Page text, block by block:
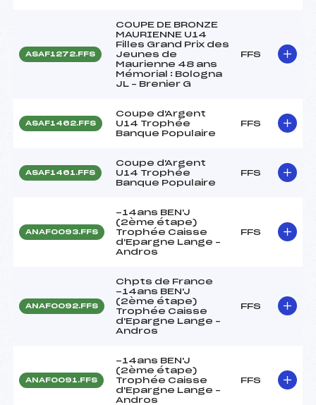
ASAF1272.FFS
COUPE DE BRONZE
MAURIENNE U14
Filles Grand Prix des
Jeunes de
Maurienne 48 ans
Mémorial : Bologna
JL – Brenier G
FFS
ASAF1462.FFS
Coupe d'Argent
U14 Trophée
Banque Populaire
FFS
ASAF1461.FFS
Coupe d'Argent
U14 Trophée
Banque Populaire
FFS
ANAF0093.FFS
-14ans BEN'J
(2ème étape)
Trophée Caisse
d'Epargne Lange –
Andros
FFS
ANAF0092.FFS
Chpts de France
-14ans BEN'J
(2ème étape)
Trophée Caisse
d'Epargne Lange –
Andros
FFS
ANAF0091.FFS
-14ans BEN'J
(2ème étape)
Trophée Caisse
d'Epargne Lange –
Andros
FFS